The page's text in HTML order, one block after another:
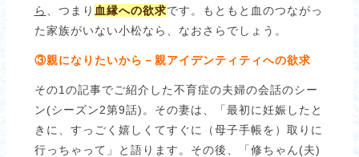
ら 、つまり 血縁への欲求です。もともと血のつながっ
た家族がいない小松なら、なおさらでしょう。
③親になりたいから－親アイデンティティへの欲求
その1の記事でご紹介した不育症の夫婦の会話のシー
ン(シーズン2第9話)。その妻は、「最初に妊娠したと
きに、すっごく嬉しくてすぐに（母子手帳を）取りに
行っちゃって」と語ります。その後、「修ちゃん(夫)